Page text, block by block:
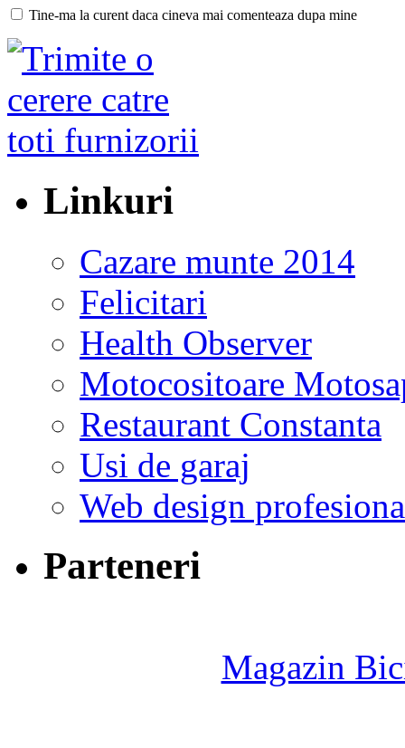
Tine-ma la curent daca cineva mai comenteaza dupa mine
Linkuri
Cazare munte 2014
Felicitari
Health Observer
Motocositoare
Restaurant Constanta
Usi de garaj
Web design
Parteneri
Magazin